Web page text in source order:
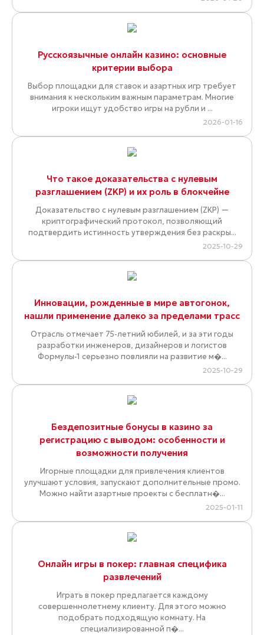
Русскоязычные онлайн казино: основные
критерии выбора
Выбор площадки для ставок и азартных игр требует
внимания к нескольким важным параметрам. Многие
игроки ищут удобство игры на рубли и ...
2026-01-16
Что такое доказательства с нулевым
разглашением (ZKP) и их роль в блокчейне
Доказательство с нулевым разглашением (ZKP) —
криптографический протокол, позволяющий
подтвердить истинность утверждения без раскры...
2025-10-29
Инновации, рожденные в мире автогонок,
нашли применение далеко за пределами трасс
Отрасль отмечает 75-летний юбилей, и за эти годы
разработки инженеров, дизайнеров и логистов
Формулы-1 серьезно повлияли на развитие м�...
2025-10-29
Бездепозитные бонусы в казино за
регистрацию с выводом: особенности и
возможности получения
Игорные площадки для привлечения клиентов
улучшают условия, запускают дополнительные промо.
Можно найти азартные проекты с бесплатн�...
2025-01-11
Онлайн игры в покер: главная специфика
развлечений
Играть в покер предлагается каждому
совершеннолетнему клиенту. Для этого можно
подобрать подходящую комнату. На
специализированной п�...